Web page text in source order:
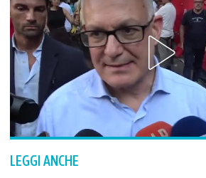
LEGGI ANCHE